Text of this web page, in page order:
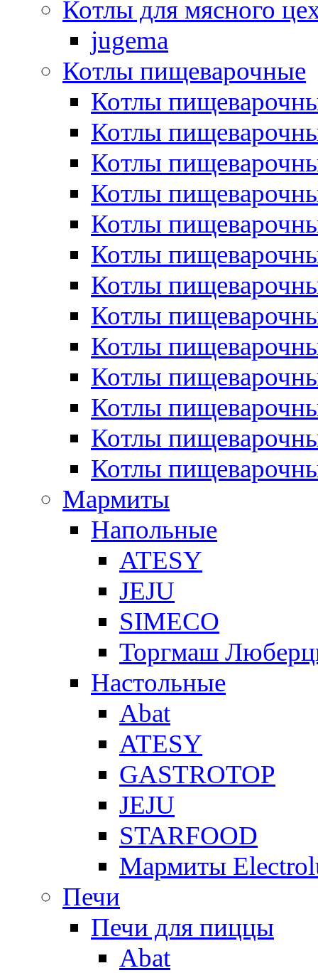
Котлы для мясного
jugema
Котлы пищеварочные
Котлы
Котлы
Котлы
Котлы
Котлы
Котлы
Котлы
Котлы
Котлы
Котлы
Котлы
Котлы
Котлы
Мармиты
Напольные
ATESY
JEJU
SIMECO
Торгмаш
Настольные
Abat
ATESY
GASTROTOP
JEJU
STARFOOD
Мармиты
Печи
Печи для пиццы
Abat